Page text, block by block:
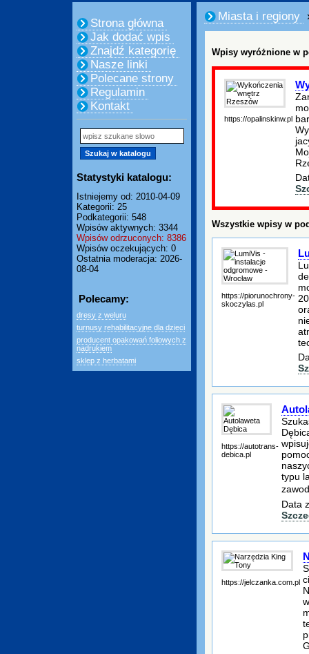
Strona główna
Jak dodać wpis
Znajdź kategorię
Nasze linki
Polecane strony
Regulamin
Kontakt
Statystyki katalogu:
Istniejemy od: 2010-04-09
Kategorii: 25
Podkategorii: 548
Wpisów aktywnych: 3344
Wpisów odrzuconych: 8386
Wpisów oczekujących: 0
Ostatnia moderacja: 2026-
08-04
Polecamy:
dresy z weluru
turnusy rehabilitacyjne dla dzieci
producent opakowań foliowych z
nadrukiem
sklep z herbatami
Miasta i regiony
Wpisy wyróżnione w
https://opalinskinw.pl
Wszystkie wpisy w
https://piorunochrony-
skoczylas.pl
https://autotrans-
debica.pl
typu
Data
https://jelczanka.com.pl